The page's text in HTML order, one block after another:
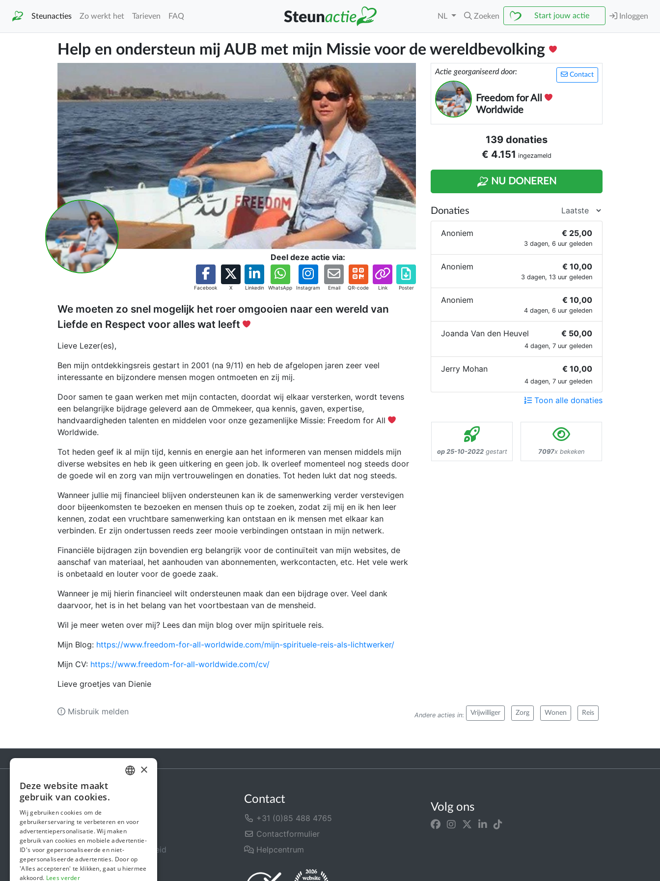
Steunacties Zo werkt het Tarieven FAQ NL Zoeken Start jouw actie Inloggen
Help en ondersteun mij AUB met mijn Missie voor de wereldbevolking
Deel deze actie via:
Facebook X Linkedin WhatsApp Instagram Email QR-code Link Poster
We moeten zo snel mogelijk het roer omgooien naar een wereld van
Liefde en Respect voor alles wat leeft
Lieve Lezer(es),
Ben mijn ontdekkingsreis gestart in 2001 (na 9/11) en heb de afgelopen jaren zeer veel
interessante en bijzondere mensen mogen ontmoeten en zij mij.
Door samen te gaan werken met mijn contacten, doordat wij elkaar versterken, wordt tevens
een belangrijke bijdrage geleverd aan de Ommekeer, qua kennis, gaven, expertise,
handvaardigheden talenten en middelen voor onze gezamenlijke Missie: Freedom for All
Worldwide.
Tot heden geef ik al mijn tijd, kennis en energie aan het informeren van mensen middels mijn
diverse websites en heb ik geen uitkering en geen job. Ik overleef momenteel nog steeds door
de goede wil en zorg van mijn vertrouwelingen en donaties. Tot heden lukt dat nog steeds.
Wanneer jullie mij financieel blijven ondersteunen kan ik de samenwerking verder verstevigen
door bijeenkomsten te bezoeken en mensen thuis op te zoeken, zodat zij mij en ik hen leer
kennen, zodat een vruchtbare samenwerking kan ontstaan en ik mensen met elkaar kan
verbinden. Er zijn ondertussen reeds zeer mooie verbindingen ontstaan in mijn netwerk.
Financiële bijdragen zijn bovendien erg belangrijk voor de continuïteit van mijn websites, de
aanschaf van materiaal, het aanhouden van abonnementen, werkcontacten, etc. Het vele werk
is onbetaald en louter voor de goede zaak.
Wanneer je mij hierin financieel wilt ondersteunen maak dan een bijdrage over. Veel dank
daarvoor, het is in het belang van het voortbestaan van de mensheid.
Wil je meer weten over mij? Lees dan mijn blog over mijn spirituele reis.
Mijn Blog: https://www.freedom-for-all-worldwide.com/mijn-spirituele-reis-als-lichtwerker/
Mijn CV: https://www.freedom-for-all-worldwide.com/cv/
Lieve groetjes van Dienie
Contact
Actie georganiseerd door:
Freedom for All
Worldwide
139 donaties
€ 4.151 ingezameld
NU DONEREN
Donaties
Anoniem € 25,00
3 dagen, 6 uur geleden
Anoniem € 10,00
3 dagen, 13 uur geleden
Anoniem € 10,00
4 dagen, 6 uur geleden
Joanda Van den Heuvel € 50,00
4 dagen, 7 uur geleden
Jerry Mohan € 10,00
4 dagen, 7 uur geleden
Toon alle donaties
op 25-10-2022gestart 7097x bekeken
Andere acties in: Vrijwilliger Zorg Wonen Reis
Misbruik melden
Steunactie
Over ons
In de media
Veiligheid & Betrouwbaarheid
Algemene voorwaarden
Contact
+31 (0)85 488 4765
Contactformulier
Helpcentrum
Volg ons
ENGLISH
×
Deze website maakt
gebruik van cookies.
Wij gebruiken cookies om de
gebruikerservaring te verbeteren en voor
advertentiepersonalisatie. Wij maken
gebruik van cookies en mobiele advertentie-
ID's voor gepersonaliseerde en niet-
gepersonaliseerde advertenties. Door op
'Alles accepteren' te klikken, gaat u hiermee
akkoord. Lees verder